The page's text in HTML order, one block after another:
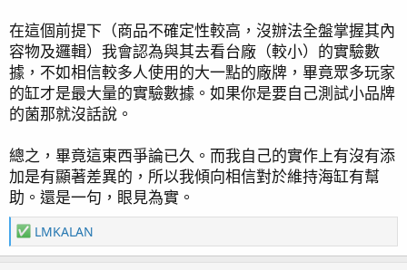
在這個前提下（商品不確定性較高，沒辦法全盤掌握其內
容物及邏輯）我會認為與其去看台廠（較小）的實驗數
據，不如相信較多人使用的大一點的廠牌，畢竟眾多玩家
的缸才是最大量的實驗數據。如果你是要自己測試小品牌
的菌那就沒話說。
總之，畢竟這東西爭論已久。而我自己的實作上有沒有添
加是有顯著差異的，所以我傾向相信對於維持海缸有幫
助。還是一句，眼見為實。
R
e
LMKALAN